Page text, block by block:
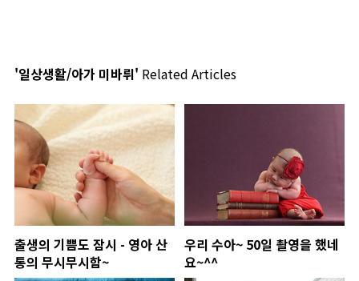
'일상생활/아가 미바뤼' Related Articles
출생의 기쁨도 잠시 - 영아 산
통의 무시무시함~
우리 수아~ 50일 촬영을 했네
요~^^